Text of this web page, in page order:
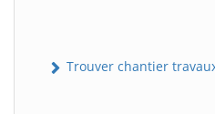
Trouver chantier